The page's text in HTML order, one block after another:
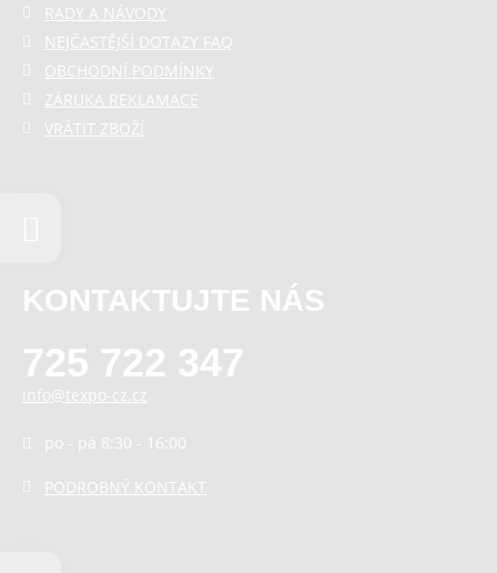
RADY A NÁVODY
NEJČASTĚJŠÍ DOTAZY FAQ
OBCHODNÍ PODMÍNKY
ZÁRUKA REKLAMACE
VRÁTIT ZBOŽÍ
KONTAKTUJTE NÁS
725 722 347
info@texpo-cz.cz
po - pá 8:30 - 16:00
PODROBNÝ KONTAKT